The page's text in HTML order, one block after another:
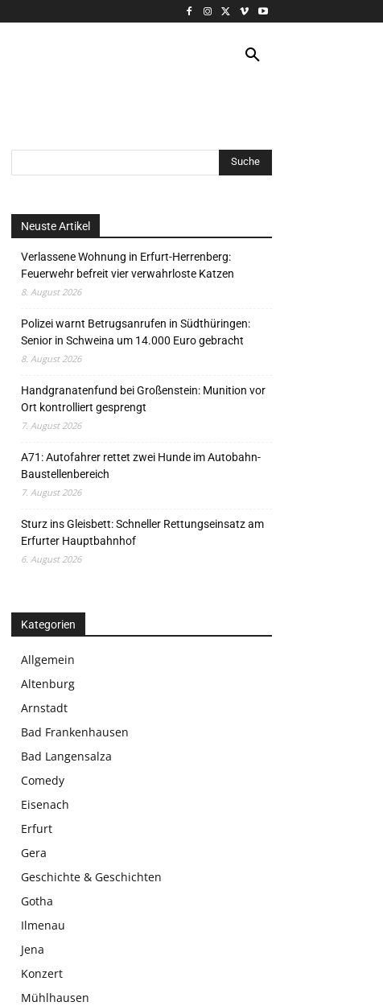
Neuste Artikel
Verlassene Wohnung in Erfurt-Herrenberg:
Feuerwehr befreit vier verwahrloste Katzen
8. August 2026
Polizei warnt Betrugsanrufen in Südthüringen:
Senior in Schweina um 14.000 Euro gebracht
8. August 2026
Handgranatenfund bei Großenstein: Munition vor
Ort kontrolliert gesprengt
7. August 2026
A71: Autofahrer rettet zwei Hunde im Autobahn-
Baustellenbereich
7. August 2026
Sturz ins Gleisbett: Schneller Rettungseinsatz am
Erfurter Hauptbahnhof
6. August 2026
Kategorien
Allgemein
Altenburg
Arnstadt
Bad Frankenhausen
Bad Langensalza
Comedy
Eisenach
Erfurt
Gera
Geschichte & Geschichten
Gotha
Ilmenau
Jena
Konzert
Mühlhausen